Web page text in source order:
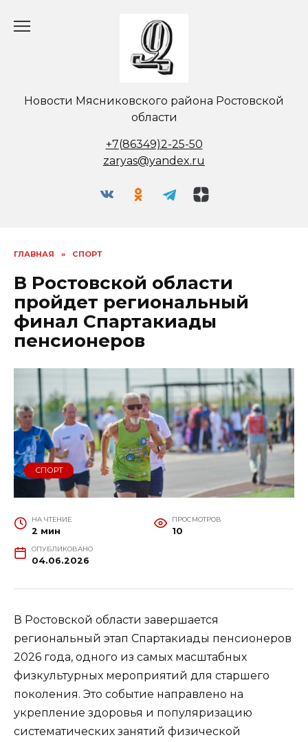
Новости Мясниковского района Ростовской
области
+7(86349)2-25-50
zaryas@yandex.ru
ГЛАВНАЯ » СПОРТ
В Ростовской области
пройдет региональный
финал Спартакиады
пенсионеров
СПОРТ
НА ЧТЕНИЕ
2 мин
ПРОСМОТРОВ
10
ОПУБЛИКОВАНО
04.06.2026
В Ростовской области завершается
региональный этап Спартакиады пенсионеров
2026 года, одного из самых масштабных
физкультурных мероприятий для старшего
поколения. Это событие направлено на
укрепление здоровья и популяризацию
систематических занятий физической